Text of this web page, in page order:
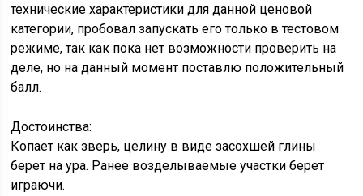
технические характеристики для данной ценовой
категории, пробовал запускать его только в тестовом
режиме, так как пока нет возможности проверить на
деле, но на данный момент поставлю положительный
балл.
Достоинства:
Копает как зверь, целину в виде засохшей глины
берет на ура. Ранее возделываемые участки берет
играючи.